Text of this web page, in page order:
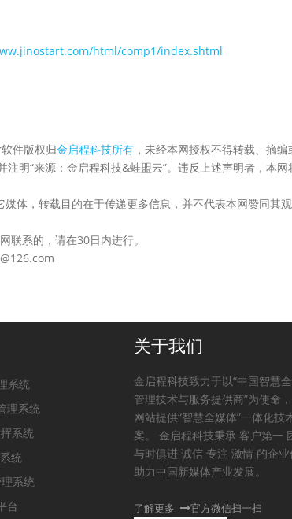
html/comp1/index.shtml
件版权归金启程科技所有 ，未经本网授权不得转载、摘
明“来源：金启程科技&蛙盟云”。违反上述声明者，本网
体，转载目的在于传递更多信息，并不代表本网赞同其
系的，请在30日内进行。
系统
理系统
系统
统
系统
台
关于我们
金启程科技致力于以“中国智慧
管理技术与服务提供商”为使命
网站提供“智慧全媒体”一体化技
案。 金启程科技秉承 客户第一
与时俱进 诚信 专注 激情 的企业
助力中国新媒体产业发展。
了解更多 官方微信扫一扫